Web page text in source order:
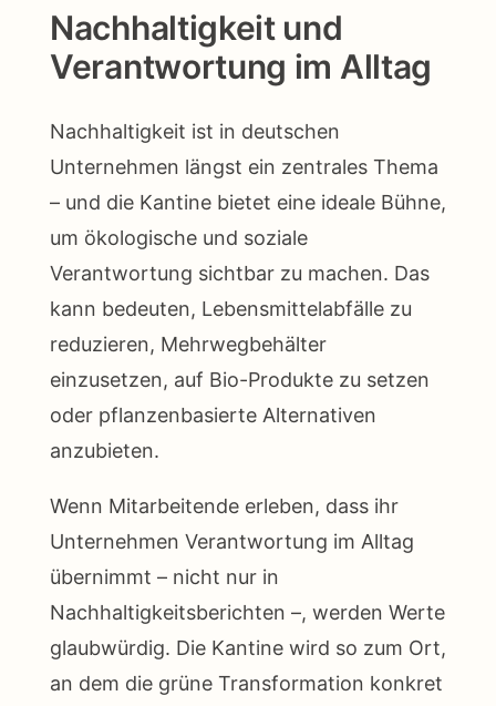
Nachhaltigkeit und
Verantwortung im Alltag
Nachhaltigkeit ist in deutschen
Unternehmen längst ein zentrales Thema
– und die Kantine bietet eine ideale Bühne,
um ökologische und soziale
Verantwortung sichtbar zu machen. Das
kann bedeuten, Lebensmittelabfälle zu
reduzieren, Mehrwegbehälter
einzusetzen, auf Bio-Produkte zu setzen
oder pflanzenbasierte Alternativen
anzubieten.
Wenn Mitarbeitende erleben, dass ihr
Unternehmen Verantwortung im Alltag
übernimmt – nicht nur in
Nachhaltigkeitsberichten –, werden Werte
glaubwürdig. Die Kantine wird so zum Ort,
an dem die grüne Transformation konkret